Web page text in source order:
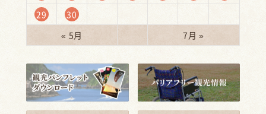
29
30
« 5月
7月 »